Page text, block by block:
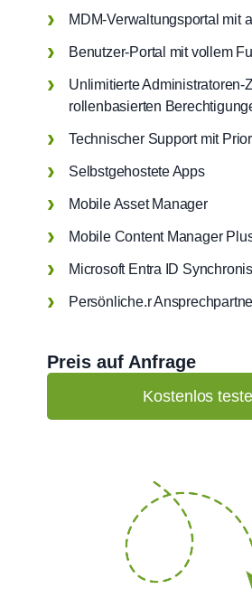
MDM-Verwaltungsportal mit
Benutzer-Portal mit vollem
Unlimitierte Administratoren-
rollenbasierten
Technischer Support mit
Selbstgehostete Apps
Mobile Asset Manager
Mobile Content Manager
Microsoft Entra ID
Persönliche.r
Preis auf Anfrage
Kostenlos